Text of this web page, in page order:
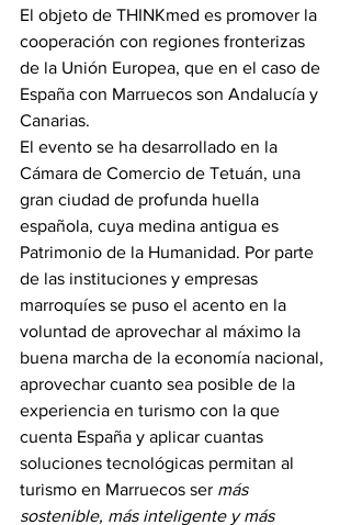
El objeto de THINKmed es promover la
cooperación con regiones fronterizas
de la Unión Europea, que en el caso de
España con Marruecos son Andalucía y
Canarias.
El evento se ha desarrollado en la
Cámara de Comercio de Tetuán, una
gran ciudad de profunda huella
española, cuya medina antigua es
Patrimonio de la Humanidad. Por parte
de las instituciones y empresas
marroquíes se puso el acento en la
voluntad de aprovechar al máximo la
buena marcha de la economía nacional,
aprovechar cuanto sea posible de la
experiencia en turismo con la que
cuenta España y aplicar cuantas
soluciones tecnológicas permitan al
turismo en Marruecos ser más
sostenible, más inteligente y más